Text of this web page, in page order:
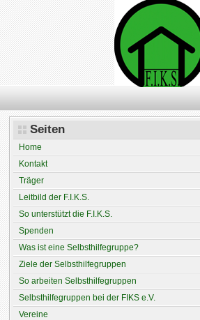
Seiten
Home
Kontakt
Träger
Leitbild der F.I.K.S.
So unterstützt die F.I.K.S.
Spenden
Was ist eine Selbsthilfegruppe?
Ziele der Selbsthilfegruppen
So arbeiten Selbsthilfegruppen
Selbsthilfegruppen bei der FIKS e.V.
Vereine